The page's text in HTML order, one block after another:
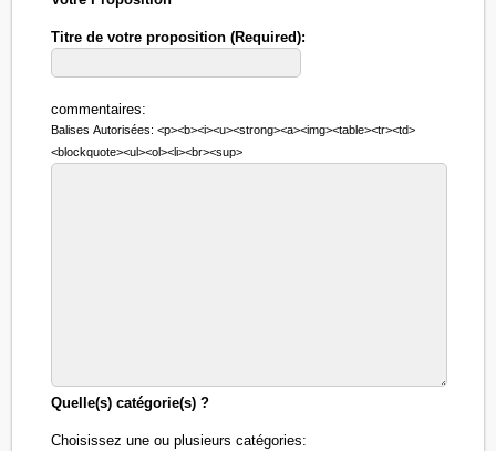
Titre de votre proposition (Required):
commentaires:
Balises Autorisées: <p><b><i><u><strong><a><img><table><tr><td>
<blockquote><ul><ol><li><br><sup>
Quelle(s) catégorie(s) ?
Choisissez une ou plusieurs catégories: